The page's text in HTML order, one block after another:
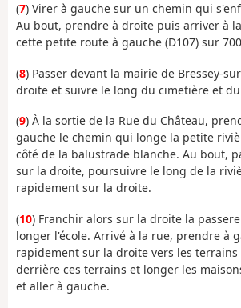
(7) Virer à gauche sur un chemin qui
Au bout, prendre à droite puis arriver à
cette petite route à gauche (D107) sur
(8) Passer devant la mairie de Bressey-
droite et suivre le long du cimetière et
(9) À la sortie de la Rue du Château,
gauche le chemin qui longe la petite
côté de la balustrade blanche. Au bout,
sur la droite, poursuivre le long de la
rapidement sur la droite.
(10) Franchir alors sur la droite la
longer l'école. Arrivé à la rue, prendre à
rapidement sur la droite vers les terrains
derrière ces terrains et longer les
et aller à gauche.